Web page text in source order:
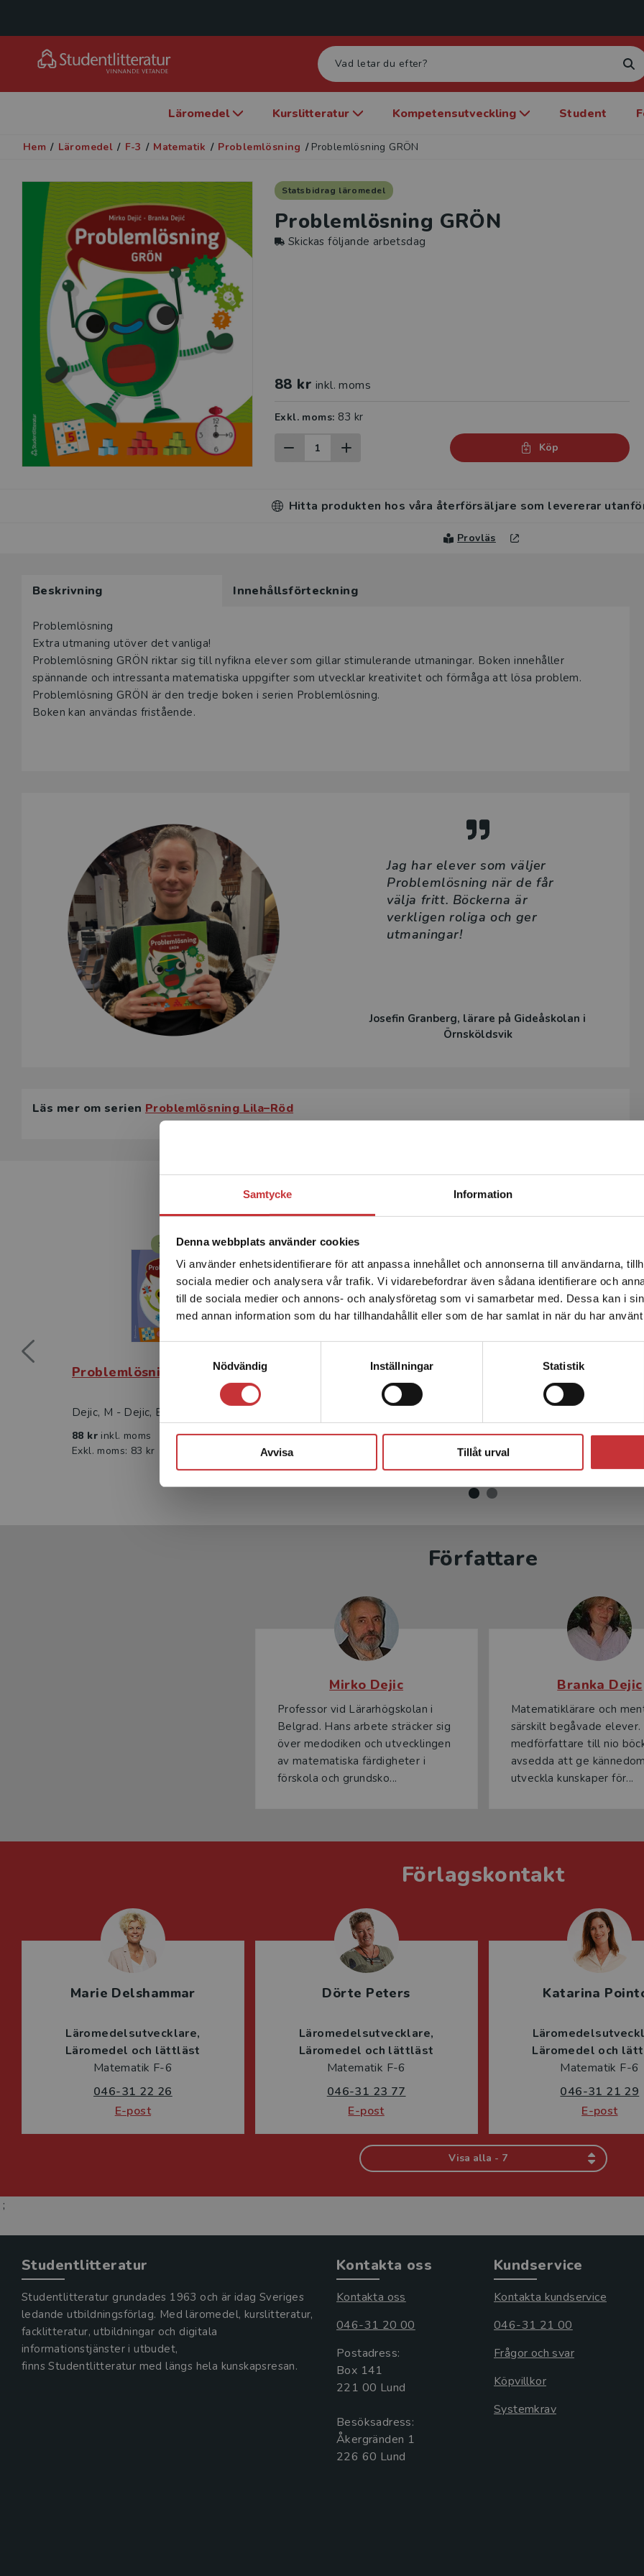
Samtycke Information
Denna webbplats använder cookies
Vi använder enhetsidentifierare för att anpassa innehållet och annonserna till användarna,
sociala medier och analysera vår trafik. Vi vidarebefordrar även sådana identifierare och
till de sociala medier och annons- och analysföretag som vi samarbetar med. Dessa kan i
med annan information som du har tillhandahållit eller som de har samlat in när du har
Nödvändig
Inställningar Statistik
Avvisa Tillåt urval
Begränsad fraktregion
Det verkar som att du besöker studentlitteratur.se via en
enhet utanför Sverige. Vi erbjuder inte leveranser utanför
Sverige. För att kunna slutföra ett köp måste
leveransadressen vara i Sverige.Läs mer
Läromedel Kurslitteratur Kompetensutveckling Student
Hem / Läromedel / F-3 / Matematik / Problemlösning / Problemlösning GRÖN
Statsbidrag läromedel
Problemlösning GRÖN
Skickas följande arbetsdag
88 kr inkl. moms
Exkl. moms: 83 kr
Köp
Hitta produkten hos våra återförsäljare som levererar
Provläs
Beskrivning Innehållsförteckning
Problemlösning
Extra utmaning utöver det vanliga!
Problemlösning GRÖN riktar sig till nyfikna elever som gillar stimulerande utmaningar. Boken innehåller
spännande och intressanta matematiska uppgifter som utvecklar kreativitet och förmåga att lösa problem.
Problemlösning GRÖN är den tredje boken i serien Problemlösning.
Boken kan användas fristående.
Jag har elever som väljer
Problemlösning när de får
välja fritt. Böckerna är
verkligen roliga och ger
utmaningar!
Josefin Granberg, lärare på Gideåskolan i
Örnsköldsvik
Läs mer om serien Problemlösning Lila–Röd
Relaterat
Problemlösning LILA
Dejic, M - Dejic, B
88 kr inkl. moms
Exkl. moms: 83 kr
Statsbidrag läromedel
Problemlösning ROSA
88 krinkl. moms
Exkl. moms: 83 kr
Problemlösning GUL
88 krinkl. moms
Exkl. moms: 83 kr
Författare
Mirko Dejic
Professor vid Lärarhögskolan i
Belgrad. Hans arbete sträcker sig
över medodiken och utvecklingen
av matematiska färdigheter i
förskola och grundsko...
Branka Dejic
Matematiklärare och
särskilt begåvade elever.
medförfattare till nio
avsedda att ge
utveckla kunskaper för...
Förlagskontakt
Marie Delshammar
Läromedelsutvecklare
Läromedel och lättläst
Matematik F-6
046-31 22 26
E-post
Dörte Peters
Läromedelsutvecklare
Läromedel och lättläst
Matematik F-6
046-31 23 77
E-post
Katarina
Läromedel och
Matematik F-6
046-31 21 29
E-post
Visa alla - 7
;
Studentlitteratur
Studentlitteratur grundades 1963 och är idag Sveriges
ledande utbildningsförlag. Med läromedel, kurslitteratur,
facklitteratur, utbildningar och digitala
informationstjänster i utbudet,
finns Studentlitteratur med längs hela kunskapsresan.
Kontakta oss
Kontakta oss
046-31 20 00
Postadress:
Box 141
221 00 Lund
Besöksadress:
Åkergränden 1
Kundservice
Kontakta kundservice
046-31 21 00
Frågor och svar
Köpvillkor
Systemkrav